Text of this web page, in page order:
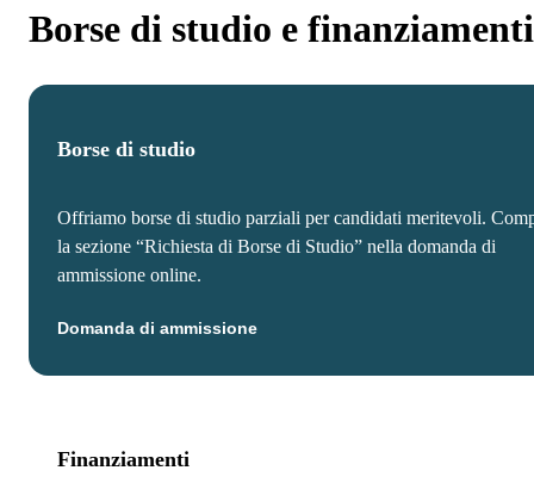
Borse di studio e finanziamenti
Borse di studio
Offriamo borse di studio parziali per candidati meritevoli.
la sezione “Richiesta di Borse di Studio” nella domanda di
ammissione online.
Domanda di ammissione
Finanziamenti